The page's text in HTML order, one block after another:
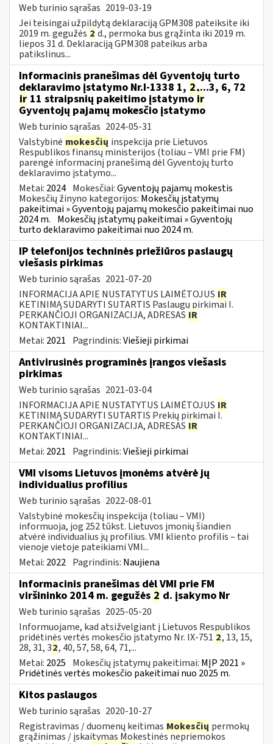
Web turinio sąrašas 2019-03-19
Jei teisingai užpildytą deklaraciją GPM308 pateiksite iki
2019 m. gegužės 2 d., permoka bus grąžinta iki 2019 m.
liepos 31 d. Deklaraciją GPM308 pateikus arba
patikslinus...
Informacinis pranešimas dėl Gyventojų turto
deklaravimo įstatymo Nr.I-1338 1, 2,...3, 6, 72
ir 11 straipsnių pakeitimo įstatymoir
Gyventojų pajamų mokesčio įstatymo
Web turinio sąrašas 2024-05-31
Valstybinė mokesčių inspekcija prie Lietuvos
Respublikos finansų ministerijos (toliau – VMI prie FM)
parengė informacinį pranešimą dėl Gyventojų turto
deklaravimo įstatymo...
Metai: 2024 Mokesčiai:Gyventojų pajamų mokestis
Mokesčių žinyno kategorijos: Mokesčių įstatymų
pakeitimai » Gyventojų pajamų mokesčio pakeitimai nuo
2024 m. Mokesčių įstatymų pakeitimai » Gyventojų
turto deklaravimo pakeitimai nuo 2024 m.
IP telefonijos techninės priežiūros paslaugų
viešasis pirkimas
Web turinio sąrašas 2021-07-20
INFORMACIJA APIE NUSTATYTUS LAIMĖTOJUS IR
KETINIMĄ SUDARYTI SUTARTIS Paslaugų pirkimai I.
PERKANČIOJI ORGANIZACIJA, ADRESAS IR
KONTAKTINIAI...
Metai: 2021 Pagrindinis:Viešieji pirkimai
Antivirusinės programinės įrangos viešasis
pirkimas
Web turinio sąrašas 2021-03-04
INFORMACIJA APIE NUSTATYTUS LAIMĖTOJUS IR
KETINIMĄ SUDARYTI SUTARTIS Prekių pirkimai I.
PERKANČIOJI ORGANIZACIJA, ADRESAS IR
KONTAKTINIAI...
Metai: 2021 Pagrindinis:Viešieji pirkimai
VMI visoms Lietuvos įmonėms atvėrė jų
individualius profilius
Web turinio sąrašas 2022-08-01
Valstybinė mokesčių inspekcija (toliau – VMI)
informuoja, jog 252 tūkst. Lietuvos įmonių šiandien
atvėrė individualius jų profilius. VMI kliento profilis – tai
vienoje vietoje pateikiami VMI...
Metai: 2022 Pagrindinis: Naujiena
Informacinis pranešimas dėl VMI prie FM
viršininko 2014 m. gegužės 2 d. įsakymo Nr
Web turinio sąrašas 2025-05-20
Informuojame, kad atsižvelgiant į Lietuvos Respublikos
pridėtinės vertės mokesčio įstatymo Nr. IX-751 2, 13, 15,
28, 31, 32, 40, 57, 58, 64, 71,...
Metai: 2025 Mokesčių įstatymų pakeitimai: MĮP 2021 »
Pridėtinės vertės mokesčio pakeitimai nuo 2025 m.
Kitos paslaugos
Web turinio sąrašas 2020-10-27
Registravimas / duomenų keitimas Mokesčių permokų
grąžinimas / įskaitymas Mokestinės nepriemokos